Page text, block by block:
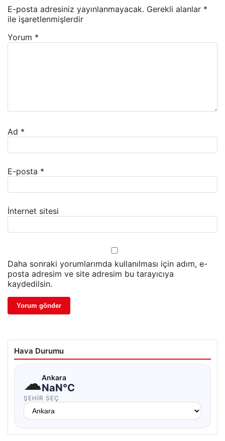
E-posta adresiniz yayınlanmayacak. Gerekli alanlar *
ile işaretlenmişlerdir
Yorum *
Ad *
E-posta *
İnternet sitesi
Daha sonraki yorumlarımda kullanılması için adım, e-
posta adresim ve site adresim bu tarayıcıya
kaydedilsin.
Hava Durumu
☁Ankara
NaN°C
ŞEHIR SEÇ